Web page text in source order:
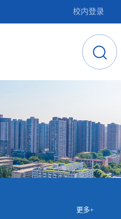
校内登录
更多+